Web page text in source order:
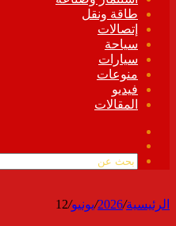
طاقة ونقل
إتصالات
سياحة
سيارات
منوعات
فيديو
المقالات
الموقع
الرئيسية/
2026
/يونيو/
12